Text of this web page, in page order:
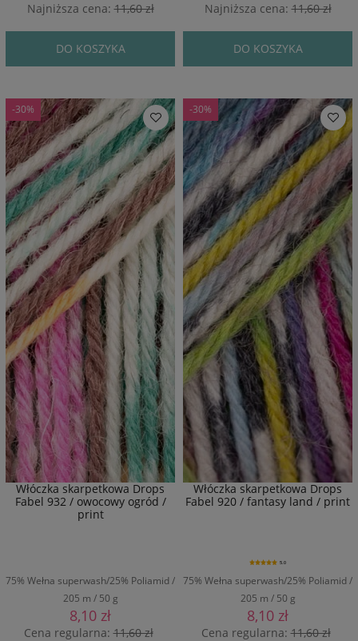
Najniższa cena:11,60 zł
DO KOSZYKA
Najniższa cena:11,60 zł
DO KOSZYKA
Włóczka skarpetkowa Drops
Fabel 932 / owocowy ogród /
print
75% Wełna superwash/25% Poliamid /
205 m / 50 g
8,10 zł
Cena regularna:11,60 zł
-30%
Włóczka skarpetkowa Drops
Fabel 920 / fantasy land / print
75% Wełna superwash/25% Poliamid /
205 m / 50 g
5.0
8,10 zł
Cena regularna:11,60 zł
-30%